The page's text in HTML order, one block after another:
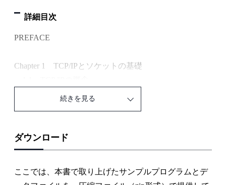
詳細目次
PREFACE
Chapter 1 TCP/IPとソケットの基礎
1.1.1 ネットワークプロトコルとネットワークア
1.1.3 OSI参照モデルとTCP/IP
1.1.4 IPの概要
1.2 ソケットとは
続きを見る
ダウンロード
ここでは、本書で取り上げたサンプルプログラムとデ